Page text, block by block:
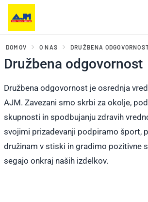
in drsni sistemi
DOMOV O NAS DRUŽBENA
Družbena odgovornost
Družbena odgovornost je osrednja
AJM. Zavezani smo skrbi za okolje,
skupnosti in spodbujanju zdravih
svojimi prizadevanji podpiramo šport,
družinam v stiski in gradimo pozitivne
segajo onkraj naših izdelkov.